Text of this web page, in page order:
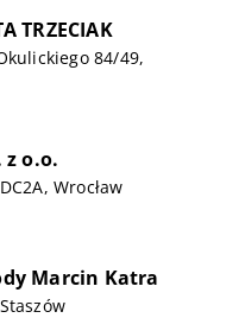
TRZECIAK
84/49,
z o.o.
Wrocław
Marcin Katra